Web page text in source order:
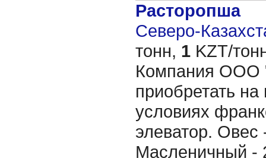
Расторопша
Северо-
тонн, 1 KZT/
Компания ООО
приобретать
условиях
элеватор.
Масленичный -